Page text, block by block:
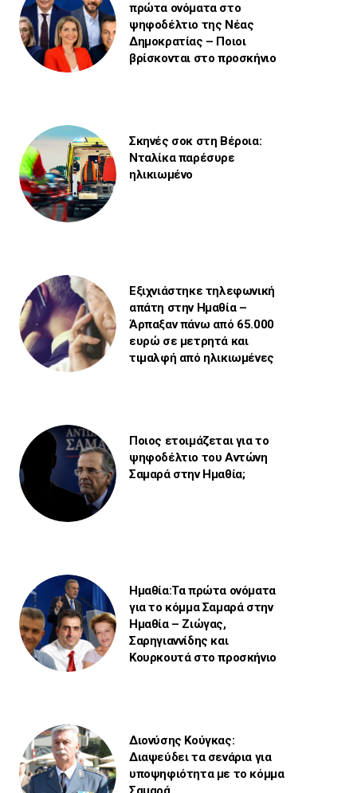
πρώτα ονόματα στο
ψηφοδέλτιο της Νέας
Δημοκρατίας – Ποιοι
βρίσκονται στο προσκήνιο
Σκηνές σοκ στη Βέροια:
Νταλίκα παρέσυρε
ηλικιωμένο
Εξιχνιάστηκε τηλεφωνική
απάτη στην Ημαθία –
Άρπαξαν πάνω από 65.000
ευρώ σε μετρητά και
τιμαλφή από ηλικιωμένες
Ποιος ετοιμάζεται για το
ψηφοδέλτιο του Αντώνη
Σαμαρά στην Ημαθία;
Ημαθία:Τα πρώτα ονόματα
για το κόμμα Σαμαρά στην
Ημαθία – Ζιώγας,
Σαρηγιαννίδης και
Κουρκουτά στο προσκήνιο
Διονύσης Κούγκας:
Διαψεύδει τα σενάρια για
υποψηφιότητα με το κόμμα